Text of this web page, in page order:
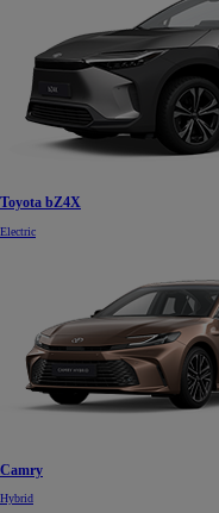
Toyota bZ4X
Electric
Camry
Hybrid